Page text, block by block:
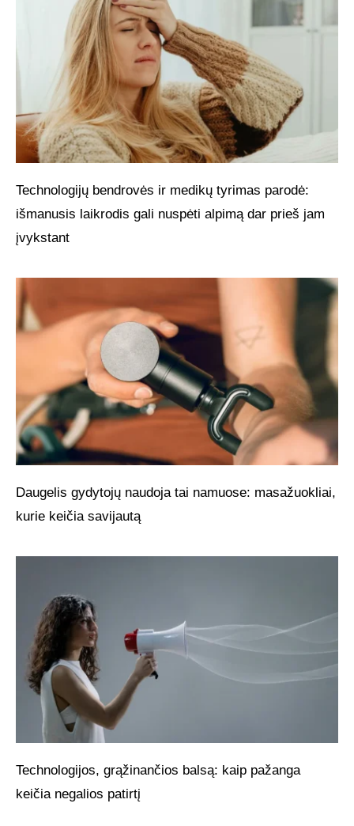
Technologijų bendrovės ir medikų tyrimas parodė:
išmanusis laikrodis gali nuspėti alpimą dar prieš jam
įvykstant
Daugelis gydytojų naudoja tai namuose: masažuokliai,
kurie keičia savijautą
Technologijos, grąžinančios balsą: kaip pažanga
keičia negalios patirtį